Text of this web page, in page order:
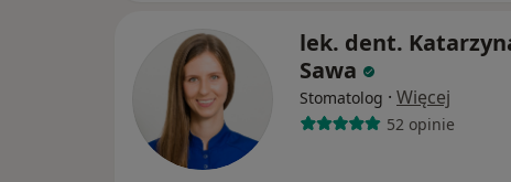
lek. dent.
Sawa
Stomatolog · Więcej
52 opinie